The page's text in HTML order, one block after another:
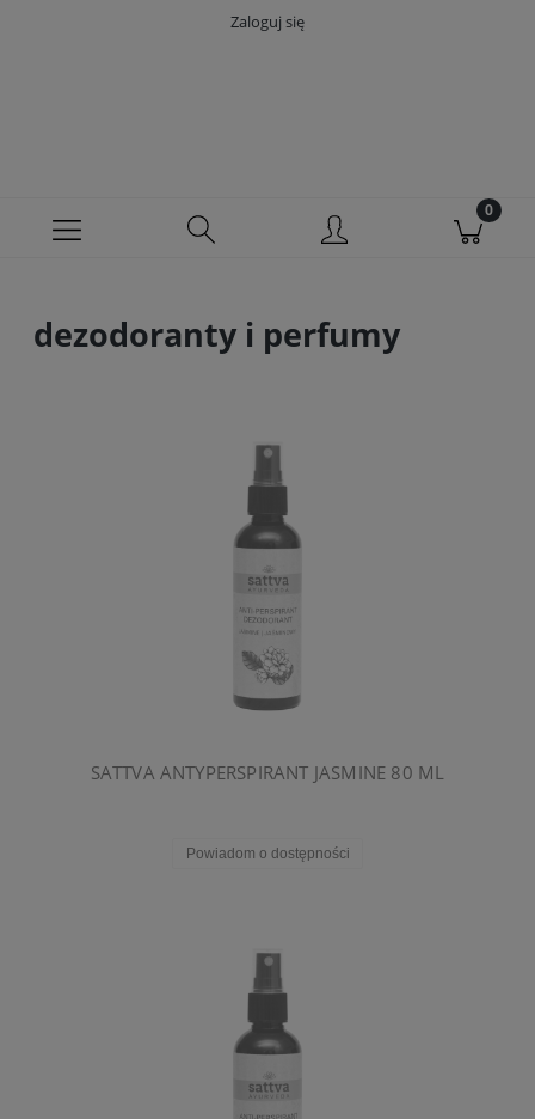
Zaloguj się
dezodoranty i perfumy
SATTVA ANTYPERSPIRANT JASMINE 80 ML
Powiadom o dostępności